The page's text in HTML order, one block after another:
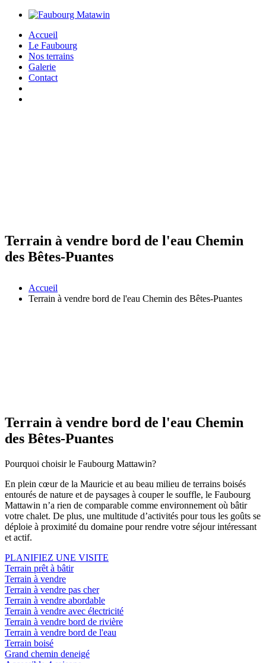
Accueil
Le Faubourg
Nos terrains
Galerie
Contact
Terrain à vendre bord de l'eau Chemin
des Bêtes-Puantes
Accueil
Terrain à vendre bord de l'eau Chemin des Bêtes-Puantes
Terrain à vendre bord de l'eau Chemin
des Bêtes-Puantes
Pourquoi choisir le Faubourg Mattawin?
En plein cœur de la Mauricie et au beau milieu de terrains boisés
entourés de nature et de paysages à couper le souffle, le Faubourg
Mattawin n’a rien de comparable comme environnement où bâtir
votre chalet. De plus, une multitude d’activités pour tous les goûts se
déploie à proximité du domaine pour rendre votre séjour intéressant
et actif.
PLANIFIEZ UNE VISITE
Terrain prêt à bâtir
Terrain à vendre
Terrain à vendre pas cher
Terrain à vendre abordable
Terrain à vendre avec électricité
Terrain à vendre bord de rivière
Terrain à vendre bord de l'eau
Terrain boisé
Grand chemin deneigé